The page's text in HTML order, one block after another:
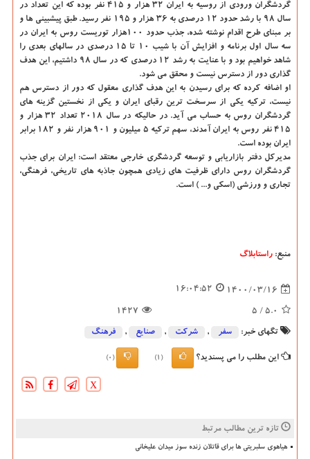
گردشگران ورودی از روسیه به ایران ۳۲ هزار و ۴۱۵ نفر بوده که این تعداد در
سال ۹۸ با رشد حدود ۱۲ درصدی به ۳۶ هزار و ۱۹۵ نفر رسید. طبق پیشبینی ها و
بر مبنای طرح اقدام نوشته شده، جذب حدود ۱۰۰هزار توریست روس به ایران در
سه سال اول برنامه و افزایش آن با شیب ۱۰ تا ۱۵ درصدی در سالهای بعدی را
شاهد خواهیم بود و با عنایت به رشد ۱۲ درصدی که در سال ۹۸ داشتیم، این هدف
گذاری دور از دسترس نیست و محقق می شود.
او اضافه کرده که برای رسیدن به این هدف گذاری معقول که دور از دسترس هم
نیست، ترکیه یکی از سرسخت ترین رقبای ایران و یکی از نخستین گزینه های
گردشگران روس به حساب می آید. در حالیکه در سال ۲۰۱۸ تعداد ۳۲ هزار و
۴۱۵ نفر روس به ایران آمدند، سهم ترکیه ۵ میلیون و ۹۰۱ هزار نفر و ۱۸۲ برابر
ایران بوده است.
مدیرکل دفتر بازاریابی و توسعه گردشگری خارجی معتقد است: ایران برای جذب
گردشگران روس دارای ظرفیت های زیادی همچون جاذبه های تاریخی، فرهنگی،
تجاری و ورزشی (اسکی و... ) است.
منبع: راستابلاگ
1400/03/16
16:04:52
5.0
/ 5
1427
تگهای خبر: سفر , شركت , صنایع , فرهنگ
این مطلب را می پسندید؟ (1)
(0)
X
تازه ترین مطالب مرتبط
هیاهوی سلبریتی ها برای قاتلان زنده سوز میدان علیخانی